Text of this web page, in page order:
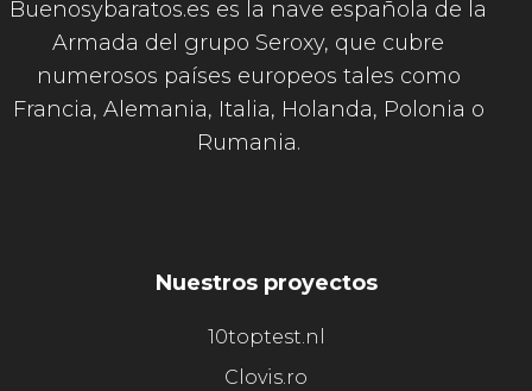
Buenosybaratos.es es la nave española de la
Armada del grupo Seroxy, que cubre
numerosos países europeos tales como
Francia, Alemania, Italia, Holanda, Polonia o
Rumania.
Nuestros proyectos
10toptest.nl
Clovis.ro